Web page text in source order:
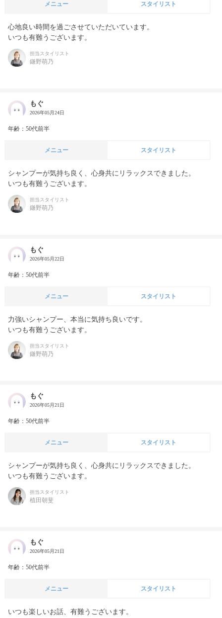
メニュー スタイリスト
心地良い時間を過ごさせていただいています。
いつも有難うございます。
担当スタイリスト
鎌野萌乃
もぐ
2026年05月24日
年齢：50代前半
メニュー スタイリスト
シャンプーが気持ち良く、心身共にリラックスできました。
いつも有難うございます。
担当スタイリスト
鎌野萌乃
もぐ
2026年05月22日
年齢：50代前半
メニュー スタイリスト
力強いシャンプー、本当に気持ち良いです。
いつも有難うございます。
担当スタイリスト
鎌野萌乃
もぐ
2026年05月21日
年齢：50代前半
メニュー スタイリスト
シャンプーが気持ち良く、心身共にリラックスできました。
いつも有難うございます。
担当スタイリスト
植田朝斐
もぐ
2026年05月21日
年齢：50代前半
メニュー スタイリスト
いつも楽しいお話、有難うございます。